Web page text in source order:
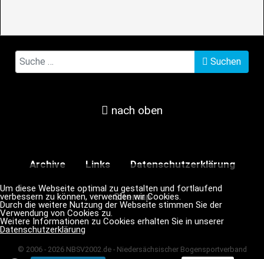
Suchen
nach oben
Archive Links Datenschutzerklärung
Sitemap
© 2006 - 2026 NBSV2002.de - Niedersächsischer Bogensportverband
Um diese Webseite optimal zu gestalten und fortlaufend
verbessern zu können, verwenden wir Cookies.
Durch die weitere Nutzung der Webseite stimmen Sie der
Verwendung von Cookies zu.
Weitere Informationen zu Cookies erhalten Sie in unserer
Datenschutzerklärung